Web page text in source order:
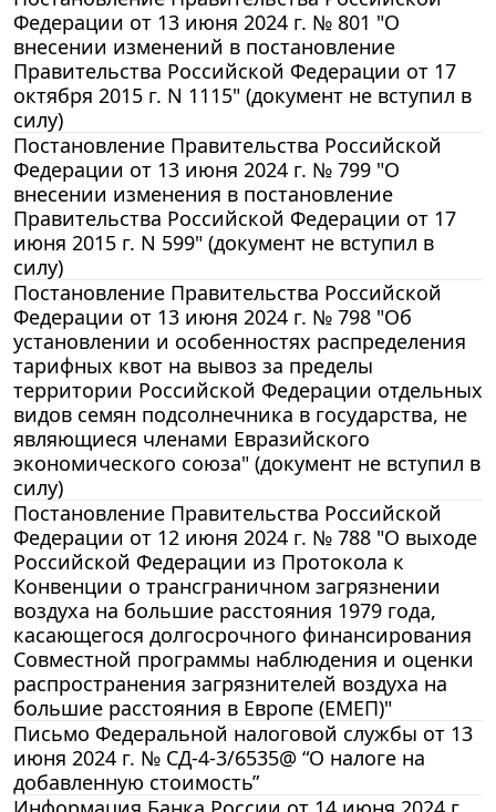
Федерации от 13 июня 2024 г. № 801 "О
внесении изменений в постановление
Правительства Российской Федерации от 17
октября 2015 г. N 1115" (документ не вступил в
силу)
Постановление Правительства Российской
Федерации от 13 июня 2024 г. № 799 "О
внесении изменения в постановление
Правительства Российской Федерации от 17
июня 2015 г. N 599" (документ не вступил в
силу)
Постановление Правительства Российской
Федерации от 13 июня 2024 г. № 798 "Об
установлении и особенностях распределения
тарифных квот на вывоз за пределы
территории Российской Федерации отдельных
видов семян подсолнечника в государства, не
являющиеся членами Евразийского
экономического союза" (документ не вступил в
силу)
Постановление Правительства Российской
Федерации от 12 июня 2024 г. № 788 "О выходе
Российской Федерации из Протокола к
Конвенции о трансграничном загрязнении
воздуха на большие расстояния 1979 года,
касающегося долгосрочного финансирования
Совместной программы наблюдения и оценки
распространения загрязнителей воздуха на
большие расстояния в Европе (ЕМЕП)"
Письмо Федеральной налоговой службы от 13
июня 2024 г. № СД-4-3/6535@ “О налоге на
добавленную стоимость”